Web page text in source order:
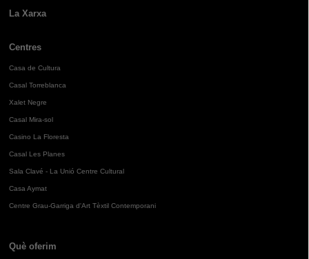
La Xarxa
Centres
Casa de Cultura
Casal Torreblanca
Xalet Negre
Casal Mira-sol
Casino La Floresta
Casal Les Planes
Sala Clavé - La Unió Centre Cultural
Casa Aymat
Centre Grau-Garriga d'Art Tèxtil Contemporani
Què oferim